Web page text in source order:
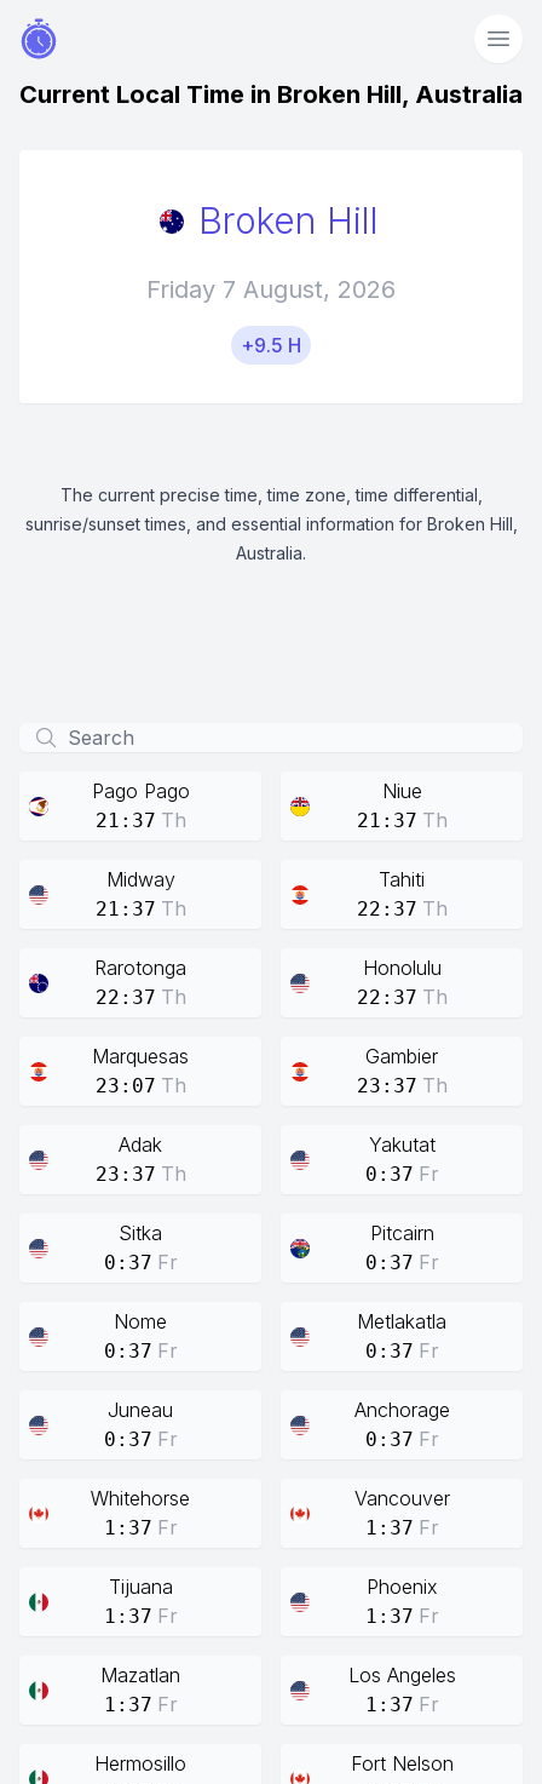
Current Local Time in Broken Hill, Australia
Broken Hill
Friday 7 August, 2026
+9.5 H
The current precise time, time zone, time differential,
sunrise/sunset times, and essential information for Broken Hill,
Australia.
Pago Pago
21:37 Th
Niue
21:37 Th
Midway
21:37 Th
Tahiti
22:37 Th
Rarotonga
22:37 Th
Honolulu
22:37 Th
Marquesas
23:07 Th
Gambier
23:37 Th
Adak
23:37 Th
Yakutat
0:37 Fr
Sitka
0:37 Fr
Pitcairn
0:37 Fr
Nome
0:37 Fr
Metlakatla
0:37 Fr
Juneau
0:37 Fr
Anchorage
0:37 Fr
Whitehorse
1:37 Fr
Vancouver
1:37 Fr
Tijuana
1:37 Fr
Phoenix
1:37 Fr
Mazatlan
1:37 Fr
Los Angeles
1:37 Fr
Hermosillo Fort Nelson